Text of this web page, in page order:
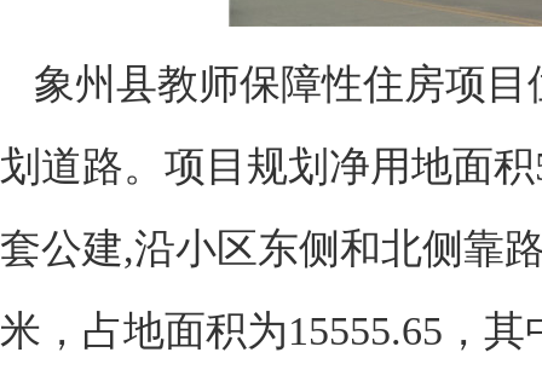
象州县教师保障性住房项
划道路。 项目规划净用地面积
套公建,沿小区东侧和北侧靠
米，占地面积为15555.65 ，